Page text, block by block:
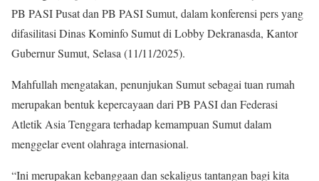
PB PASI Pusat dan PB PASI Sumut, dalam konferensi pers yang
difasilitasi Dinas Kominfo Sumut di Lobby Dekranasda, Kantor
Gubernur Sumut, Selasa (11/11/2025).
Mahfullah mengatakan, penunjukan Sumut sebagai tuan rumah
merupakan bentuk kepercayaan dari PB PASI dan Federasi
Atletik Asia Tenggara terhadap kemampuan Sumut dalam
menggelar event olahraga internasional.
“Ini merupakan kebanggaan dan sekaligus tantangan bagi kita